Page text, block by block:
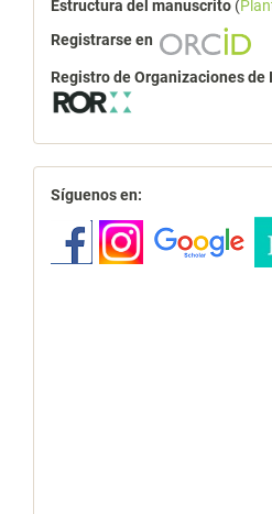
Estructura del manuscrito (
Registrarse en
Registro de Organizaciones de
redes
Síguenos en: